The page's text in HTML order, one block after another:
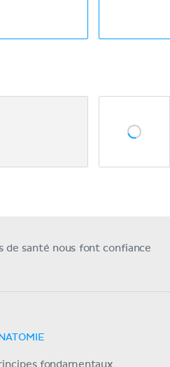
de santé nous font confiance
fondamentaux